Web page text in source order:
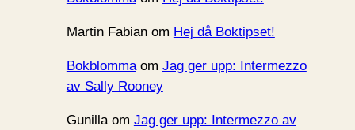
Martin Fabianom Hej då Boktipset!
Bokblommaom Jag ger upp: Intermezzo
av Sally Rooney
Gunillaom Jag ger upp: Intermezzo av